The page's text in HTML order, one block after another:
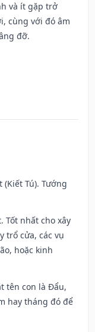
và ít gặp trở
cùng với đó âm
đỡ.
(Kiết Tú). Tướng
Tốt nhất cho xây
trổ cửa, các vụ
hoặc kinh
tên con là Đẩu,
hay tháng đó để